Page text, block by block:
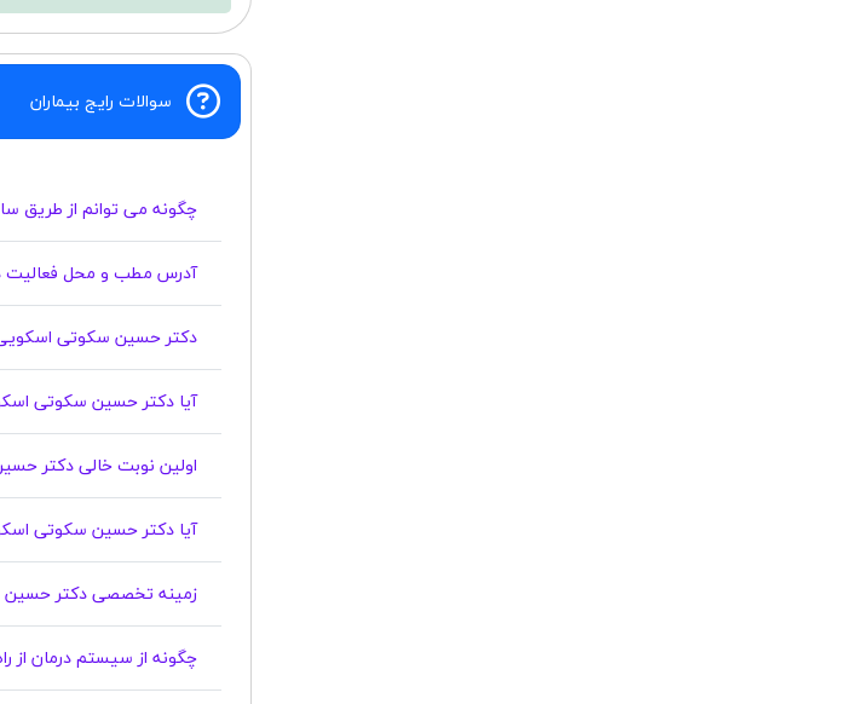
سوالات رایج بیماران
چگونه می توانم از طریق
آدرس مطب و محل فعالیت
دکتر حسین سکوتی اسکویی
آیا دکتر حسین سکوتی
اولین نوبت خالی دکتر
آیا دکتر حسین سکوتی
زمینه تخصصی دکتر
چگونه از سیستم درمان از